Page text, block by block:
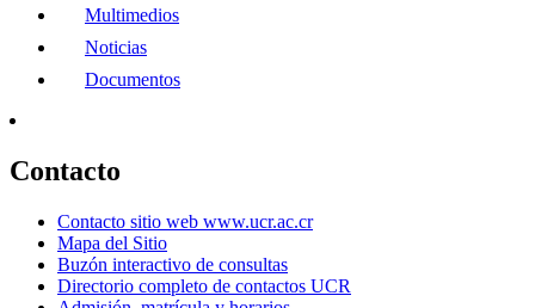
Multimedios
Noticias
Documentos
Contacto
Contacto sitio web www.ucr.ac.cr
Mapa del Sitio
Buzón interactivo de consultas
Directorio completo de contactos UCR